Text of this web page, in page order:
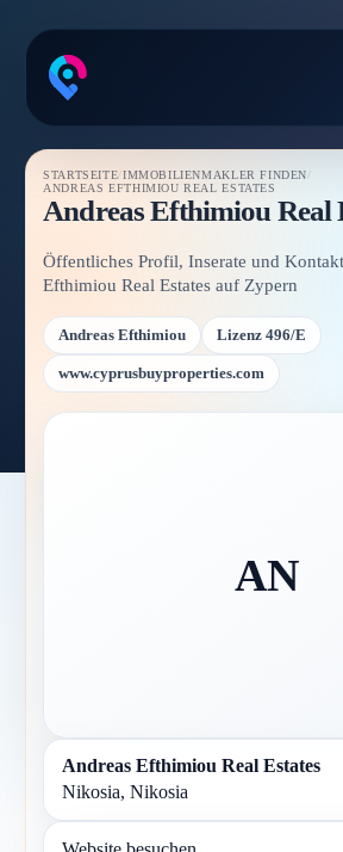
STARTSEITE/IMMOBILIENMAKLER FINDEN /
ANDREAS EFTHIMIOU REAL ESTATES
Andreas Efthimiou Real
Öffentliches Profil, Inserate und
Efthimiou Real Estates auf Zypern
Andreas Efthimiou Lizenz 496/E
www.cyprusbuyproperties.com
AN
Andreas Efthimiou Real Estates
Nikosia, Nikosia